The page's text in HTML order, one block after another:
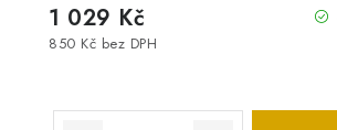
850 Kč bez DPH
1 029 Kč